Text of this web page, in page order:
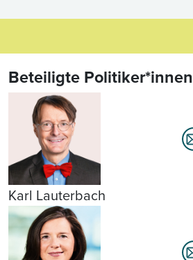
Beteiligte Politiker*innen
Karl Lauterbach